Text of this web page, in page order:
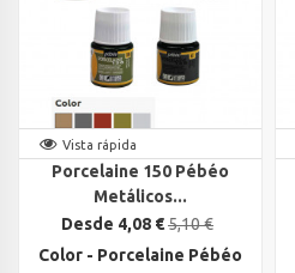
Vista rápida
Porcelaine 150 Pébéo
Metálicos...
Desde 4,08 €5,10 €
Color - Porcelaine Pébéo